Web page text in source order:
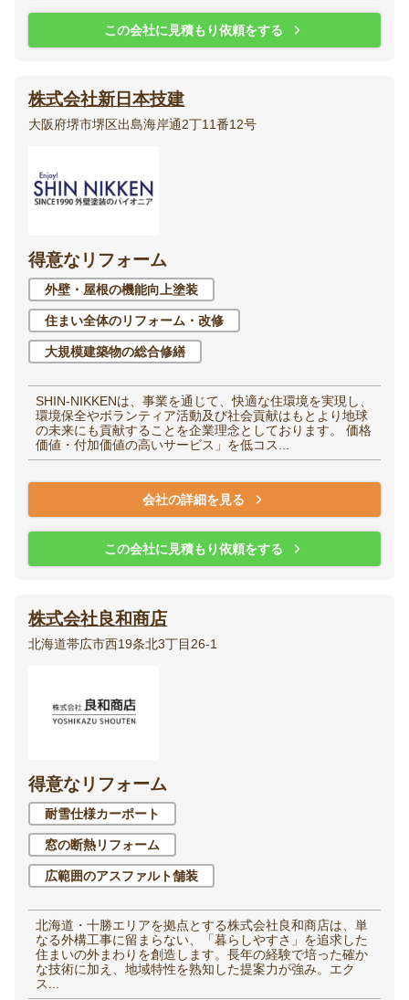
この会社に見積もり依頼をする
株式会社新日本技建
大阪府堺市堺区出島海岸通2丁11番12号
得意なリフォーム
外壁・屋根の機能向上塗装
住まい全体のリフォーム・改修
大規模建築物の総合修繕
SHIN-NIKKENは、事業を通じて、快適な住環境を実現し、
環境保全やボランティア活動及び社会貢献はもとより地球
の未来にも貢献することを企業理念としております。 価格
価値・付加価値の高いサービス」を低コス...
会社の詳細を見る
この会社に見積もり依頼をする
株式会社良和商店
北海道帯広市西19条北3丁目26-1
得意なリフォーム
耐雪仕様カーポート
窓の断熱リフォーム
広範囲のアスファルト舗装
北海道・十勝エリアを拠点とする株式会社良和商店は、単
なる外構工事に留まらない、「暮らしやすさ」を追求した
住まいの外まわりを創造します。長年の経験で培った確か
な技術に加え、地域特性を熟知した提案力が強み。エク
ス...